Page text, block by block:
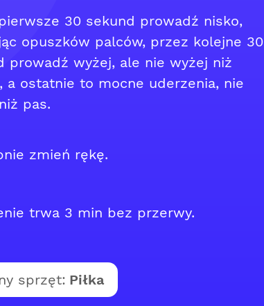
30 sekund prowadź nisko,
opuszków palców, przez kolejne 30
prowadź wyżej, ale nie wyżej niż
a ostatnie to mocne uderzenia, nie
pas.
zmień rękę.
trwa 3 min bez przerwy.
sprzęt: Piłka